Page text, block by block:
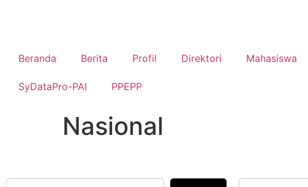
Beranda Berita Profil Direktori Mahasiswa
SyDataPro-PAI PPEPP
Nasional